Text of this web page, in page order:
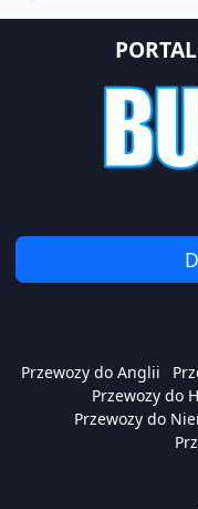
Przewozy do Anglii
Przewozy do
Przewozy do